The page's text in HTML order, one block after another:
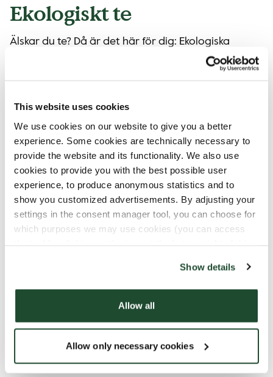
This website uses cookies
We use cookies on our website to give you a better
experience. Some cookies are technically necessary to
provide the website and its functionality. We also use
cookies to provide you with the best possible user
experience, to produce anonymous statistics and to
show you customized advertisements. By adjusting your
settings in the consent manager tool, you can choose for
which purposes we may use cookies (you can access
Show details
Allow all
Allow only necessary cookies
Ekologiskt te
Älskar du te? Då är det här för dig: Ekologiska
pyramid-teer av högsta kvalitet, från Dear Tea
Society. Om du inte vet vilka de är, så kan vi berätta
teodlingarna i världen. Inget standardte här inte.
bladen och örterna simma fritt. På så sätt utvecklar
de en magisk smak där i din kopp. Inte nog med det,
påsarna är gjorda av PLA, som är ett växtbaserat
och biologiskt nedbrytbart material.